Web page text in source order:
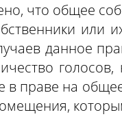
что общее
или
данное
в праве на